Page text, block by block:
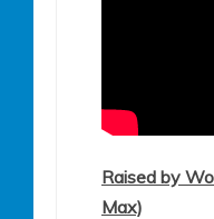
Raised by
Max)